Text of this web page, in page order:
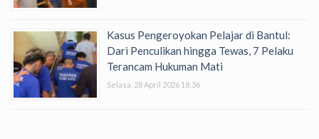
Kasus Pengeroyokan Pelajar di Bantul:
Dari Penculikan hingga Tewas, 7 Pelaku
Terancam Hukuman Mati
Selasa, 28 April 2026 18:36